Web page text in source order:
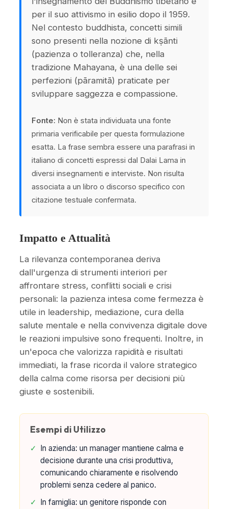
per il suo attivismo in esilio dopo il 1959.
Nel contesto buddhista, concetti simili
sono presenti nella nozione di kṣānti
(pazienza o tolleranza) che, nella
tradizione Mahayana, è una delle sei
perfezioni (pāramitā) praticate per
sviluppare saggezza e compassione.
Fonte: Non è stata individuata una fonte
primaria verificabile per questa formulazione
esatta. La frase sembra essere una parafrasi in
italiano di concetti espressi dal Dalai Lama in
diversi insegnamenti e interviste. Non risulta
associata a un libro o discorso specifico con
citazione testuale confermata.
Impatto e Attualità
La rilevanza contemporanea deriva
dall'urgenza di strumenti interiori per
affrontare stress, conflitti sociali e crisi
personali: la pazienza intesa come fermezza è
utile in leadership, mediazione, cura della
salute mentale e nella convivenza digitale dove
le reazioni impulsive sono frequenti. Inoltre, in
un'epoca che valorizza rapidità e risultati
immediati, la frase ricorda il valore strategico
della calma come risorsa per decisioni più
giuste e sostenibili.
Esempi di Utilizzo
✓ In azienda: un manager mantiene calma e
decisione durante una crisi produttiva,
comunicando chiaramente e risolvendo
problemi senza cedere al panico.
✓ In famiglia: un genitore risponde con